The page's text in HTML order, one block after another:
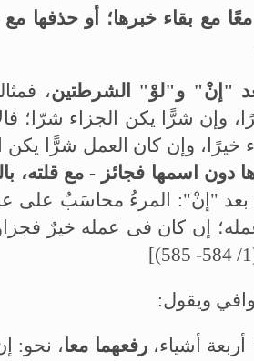
بقاء خبرها؛ أو حذفها مع
"إنْ" و"لوْ" الشرطتين،
وإن شرًّا يكن الجزاء شرّا؛
وإن كان العمل شرًّا يكن
دون اسمها فجائز - مع قلته،
بعد "إنْ": المرءُ محاسَبٌ على
إن كان فى عمله خيرٌ
ويقول:
أربعة أشياء،رفعهما معا، نحو: